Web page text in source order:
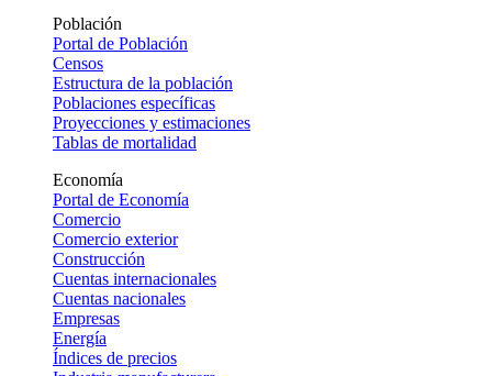
Población
Portal de Población
Censos
Estructura de la población
Poblaciones específicas
Proyecciones y estimaciones
Tablas de mortalidad
Economía
Portal de Economía
Comercio
Comercio exterior
Construcción
Cuentas internacionales
Cuentas nacionales
Empresas
Energía
Índices de precios